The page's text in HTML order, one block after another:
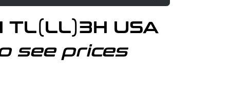
TL(LL)3H USA
see prices